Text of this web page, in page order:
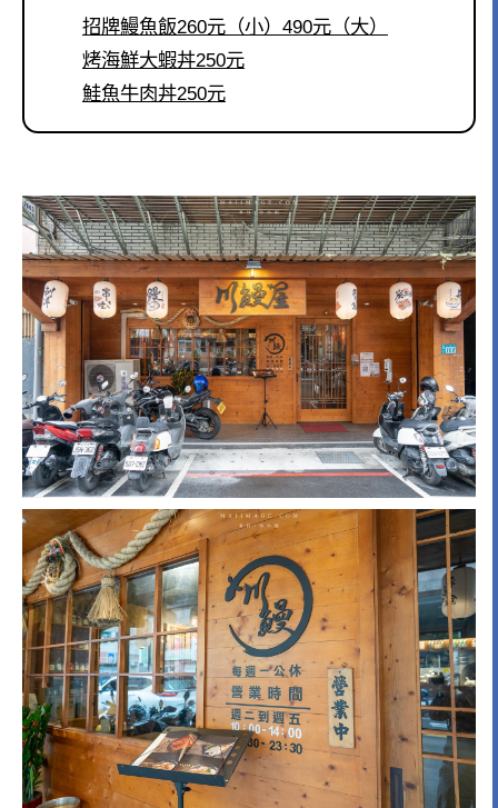
招牌鰻魚飯260元（小）490元（大）
烤海鮮大蝦丼250元
鮭魚牛肉丼250元